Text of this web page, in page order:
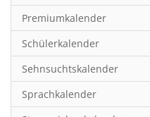
Inspiration & Entspannung
Inspiration & Spiritualität
Kinderkalender
Kunst
Länder & Städte
Premiumkalender
Schülerkalender
Sehnsuchtskalender
Sprachkalender